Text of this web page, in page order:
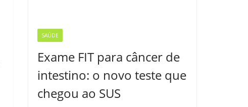
SAÚDE
Exame FIT para câncer de
intestino: o novo teste que
chegou ao SUS